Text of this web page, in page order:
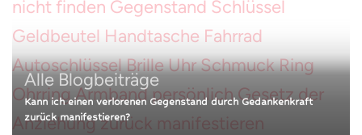
Alle Blogbeiträge
Kann ich einen verlorenen Gegenstand durch Gedankenkraft
zurück manifestieren?